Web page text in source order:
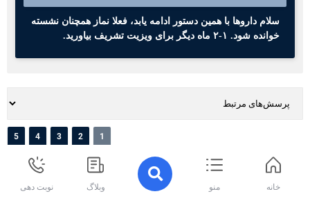
سلام داروها با همین دستور ادامه یابد، فعلا نماز همچنان نشسته
خوانده شود. ۱-۲ ماه دیگر برای ویزیت تشریف بیاورید.
1
2
3
4
5
خانه منو وبلاگ نوبت دهی